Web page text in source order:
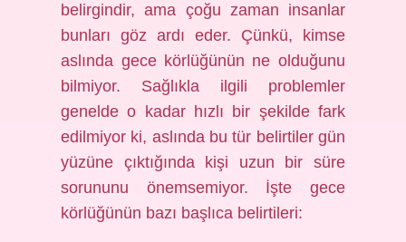
belirgindir, ama çoğu zaman insanlar
bunları göz ardı eder. Çünkü, kimse
aslında gece körlüğünün ne olduğunu
bilmiyor. Sağlıkla ilgili problemler
genelde o kadar hızlı bir şekilde fark
edilmiyor ki, aslında bu tür belirtiler gün
yüzüne çıktığında kişi uzun bir süre
sorununu önemsemiyor. İşte gece
körlüğünün bazı başlıca belirtileri: